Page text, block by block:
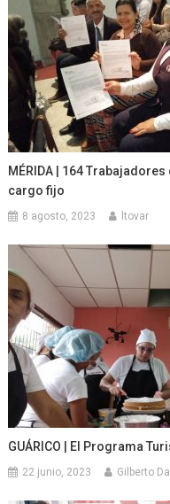
MÉRIDA | 164
cargo fijo
8 agosto, 2023 ltovar
GUÁRICO | El Programa
22 junio, 2023 Gilberto